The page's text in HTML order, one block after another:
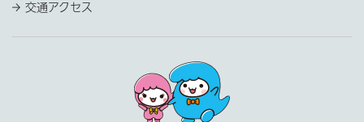
交通アクセス